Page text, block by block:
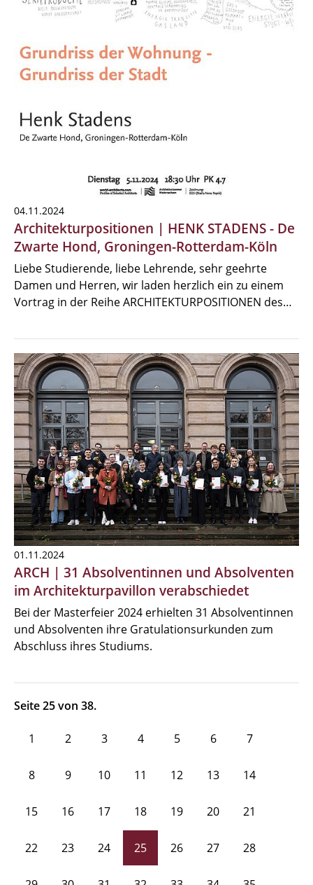
04.11.2024
Architekturpositionen | HENK STADENS - De
Zwarte Hond, Groningen-Rotterdam-Köln
Liebe Studierende, liebe Lehrende, sehr geehrte
Damen und Herren, wir laden herzlich ein zu einem
Vortrag in der Reihe ARCHITEKTURPOSITIONEN des…
01.11.2024
ARCH | 31 Absolventinnen und Absolventen
im Architekturpavillon verabschiedet
Bei der Masterfeier 2024 erhielten 31 Absolventinnen
und Absolventen ihre Gratulationsurkunden zum
Abschluss ihres Studiums.
Seite 25 von 38.
1 2 3 4 5 6 7
8 9 10 11 12 13 14
15 16 17 18 19 20 21
22 23 24 25 26 27 28